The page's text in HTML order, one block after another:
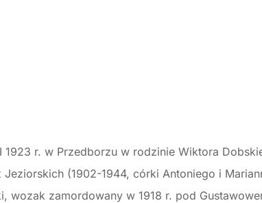
1923 r. w Przedborzu w rodzinie Wiktora
(1902-1944, córki Antoniego i
wozak zamordowany w 1918 r. pod